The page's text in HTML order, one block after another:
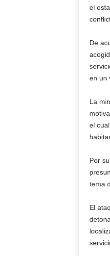
el
De
en un
La
el
Por
tema
El